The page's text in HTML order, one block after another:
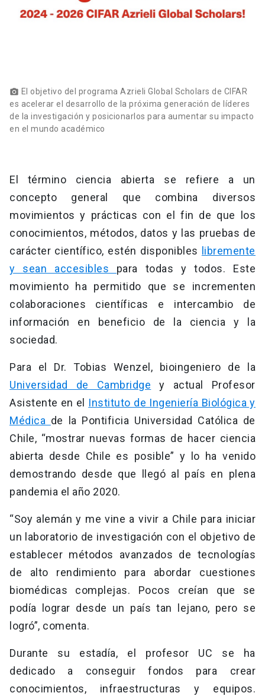
photo_camera El objetivo del programa Azrieli Global Scholars de CIFAR
es acelerar el desarrollo de la próxima generación de líderes
de la investigación y posicionarlos para aumentar su impacto
en el mundo académico
El término ciencia abierta se refiere a un
concepto general que combina diversos
movimientos y prácticas con el fin de que los
conocimientos, métodos, datos y las pruebas de
carácter científico, estén disponibles
libremente
y sean accesibles para todas y todos. Este
movimiento ha permitido que se incrementen
colaboraciones científicas e intercambio de
información en beneficio de la ciencia y la
sociedad.
Para el Dr. Tobias Wenzel, bioingeniero de la
Universidad de Cambridge y actual Profesor
Asistente en el Instituto de Ingeniería Biológica y
Médica de la Pontificia Universidad Católica de
Chile, “mostrar nuevas formas de hacer ciencia
abierta desde Chile es posible” y lo ha venido
demostrando desde que llegó al país en plena
pandemia el año 2020.
“Soy alemán y me vine a vivir a Chile para iniciar
un laboratorio de investigación con el objetivo de
establecer métodos avanzados de tecnologías
de alto rendimiento para abordar cuestiones
biomédicas complejas. Pocos creían que se
podía lograr desde un país tan lejano, pero se
logró”, comenta.
Durante su estadía, el profesor UC se ha
dedicado a conseguir fondos para crear
conocimientos, infraestructuras y equipos.